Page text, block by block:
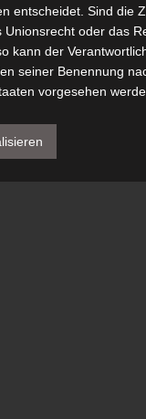
entscheidet. Sind die
oder das
kann der
seiner Benennung
vorgesehen
oder juristische